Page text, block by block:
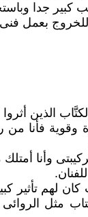
جدا
للخروج بعمل
الذين
فأنا من
وأنا
كان لهم
مثل